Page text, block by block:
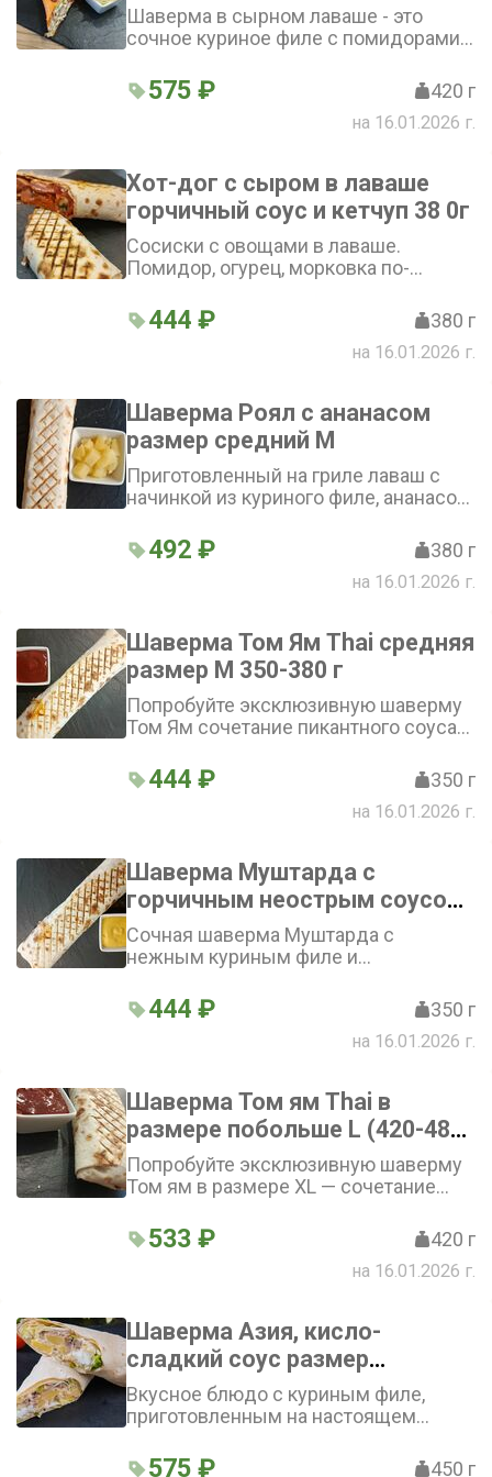
Шаверма в сырном лаваше - это
сочное куриное филе с помидорами,
луком, овощами, дополненное
тертым сыром и насыщенным
вкусом сырного соуса - сытное и
575 ₽ 420 г
на 16.01.2026 г.
Хот-дог с сыром в лаваше
горчичный соус и кетчуп 38 0г
Сосиски с овощами в лаваше.
Помидор, огурец, морковка по-
лук дополнены горчичной
муштардой, кетчупом и фирменным
соусом. Хрустящие и сочные овощи
лаваша и сосисок. Внимание!
Смотрите ниже: «Добавки в шаверму»
и «Не класть в шаверму»
444 ₽ 380 г
на 16.01.2026 г.
Шаверма Роял с ананасом
размер средний М
Приготовленный на гриле лаваш с
начинкой из куриного филе, ананасов,
Фирменный соус добавляет
пикантности. Шаверма Роял с
ананасом — сочетание сладкого и
492 ₽ 380 г
на 16.01.2026 г.
Шаверма Том Ям Thai средняя
размер М 350-380 г
Попробуйте эксклюзивную шаверму
Том Ям сочетание пикантного соуса
лаваше, дополненное свежими
огурцами, помидорами, овощи.
Внимание! Смотрите ниже: «Добавки
444 ₽ 350 г
на 16.01.2026 г.
Шаверма Муштарда с
горчичным неострым соусом
размер М
Сочная шаверма Муштарда с
нежным куриным филе и
бережно обволакивает начинку, а
горчичный неострый соус и
фирменный соус добавляют
помидора, огурца, морковки по-
корейски, капусты гармонично
дополняют вкус
444 ₽ 350 г
на 16.01.2026 г.
Шаверма Том ям Thai в
размере побольше L (420-480
г)
Попробуйте эксклюзивную шаверму
Том ям в размере XL — сочетание
куриного филе в лаваше,
дополненное свежими овощами.
Внимание! Смотрите ниже: «добавки
533 ₽ 420 г
на 16.01.2026 г.
Шаверма Азия, кисло-
сладкий соус размер
побольше L 420 г - 450 г
Вкусное блюдо с куриным филе,
приготовленным на настоящем
Внутри — сочные помидоры, огурцы...
575 ₽ 450 г